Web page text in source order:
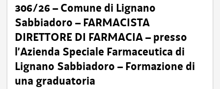
306/26 – Comune di Lignano
Sabbiadoro – FARMACISTA
DIRETTORE DI FARMACIA – presso
l’Azienda Speciale Farmaceutica di
Lignano Sabbiadoro – Formazione di
una graduatoria